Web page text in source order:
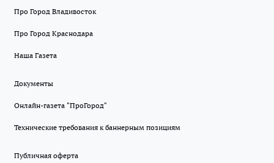
Про Город Владивосток
Про Город Краснодара
Наша Газета
Документы
Онлайн-газета "ПроГород"
Технические требования к баннерным позициям
Публичная оферта